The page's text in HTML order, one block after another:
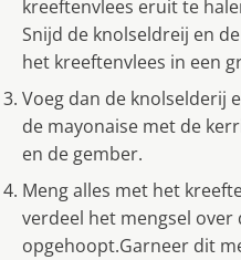
kreeftenvlees eruit te
Snijd de knolseldreij en
het kreeftenvlees in een
Voeg dan de knolselderij
de mayonaise met de
en de gember.
Meng alles met het
verdeel het mengsel over
opgehoopt.Garneer dit